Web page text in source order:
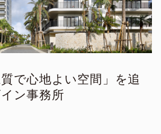
質で心地よい空間」を追
ン事務所